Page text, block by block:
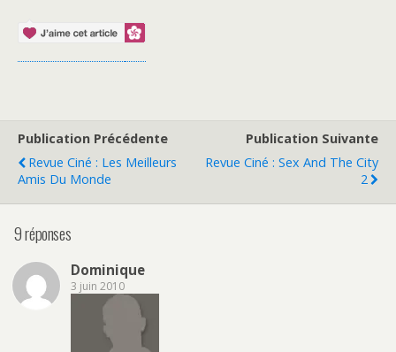
Publication Précédente
Revue Ciné : Les Meilleurs
Amis Du Monde
Publication Suivante
Revue Ciné : Sex And The City
2
9 réponses
Dominique
3 juin 2010